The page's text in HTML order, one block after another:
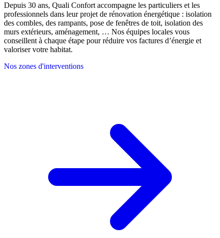
Depuis 30 ans, Quali Confort accompagne les particuliers et les
professionnels dans leur projet de rénovation énergétique : isolation
des combles, des rampants, pose de fenêtres de toit, isolation des
murs extérieurs, aménagement, … Nos équipes locales vous
conseillent à chaque étape pour réduire vos factures d’énergie et
valoriser votre habitat.
Nos zones d'interventions